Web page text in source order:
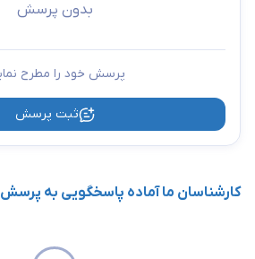
بدون پرسش
پرسش خود را مطرح
ثبت پرسش
کارشناسان ما آماده پاسخگویی به